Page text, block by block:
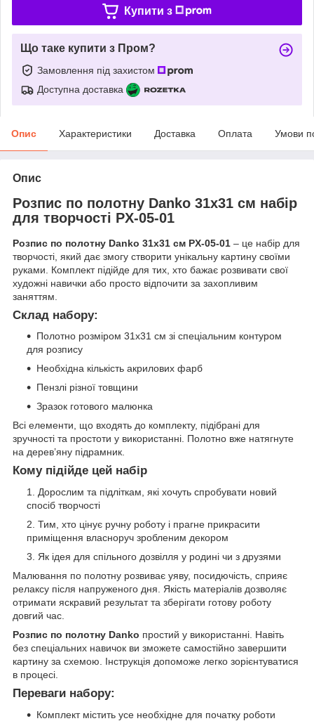
Купити з
Що таке купити з Пром?
Замовлення під захистом
Доступна доставка
Опис Характеристики Доставка Оплата Умови
Опис
Розпис по полотну Danko 31х31 см набір
для творчості PX-05-01
Розпис по полотну Danko 31х31 см PX-05-01 – це набір для
творчості, який дає змогу створити унікальну картину своїми
руками. Комплект підійде для тих, хто бажає розвивати свої
художні навички або просто відпочити за захопливим
заняттям.
Склад набору:
Полотно розміром 31х31 см зі спеціальним контуром
для розпису
Необхідна кількість акрилових фарб
Пензлі різної товщини
Зразок готового малюнка
Всі елементи, що входять до комплекту, підібрані для
зручності та простоти у використанні. Полотно вже натягнуте
на дерев’яну підрамник.
Кому підійде цей набір
Дорослим та підліткам, які хочуть спробувати новий
спосіб творчості
Тим, хто цінує ручну роботу і прагне прикрасити
приміщення власноруч зробленим декором
Як ідея для спільного дозвілля у родині чи з друзями
Малювання по полотну розвиває уяву, посидючість, сприяє
релаксу після напруженого дня. Якість матеріалів дозволяє
отримати яскравий результат та зберігати готову роботу
довгий час.
Розпис по полотну Danko простий у використанні. Навіть
без спеціальних навичок ви зможете самостійно завершити
картину за схемою. Інструкція допоможе легко зорієнтуватися
в процесі.
Переваги набору:
Комплект містить усе необхідне для початку роботи